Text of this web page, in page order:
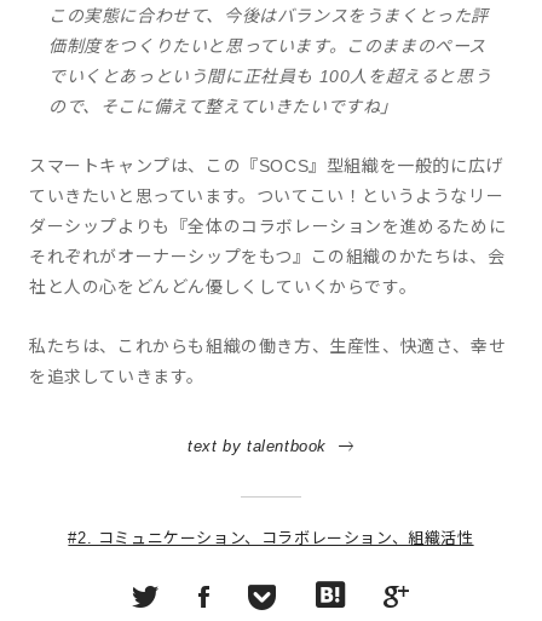
この実態に合わせて、今後はバランスをうまくとった評
価制度をつくりたいと思っています。このままのペース
でいくとあっという間に正社員も 100人を超えると思う
ので、そこに備えて整えていきたいですね」
スマートキャンプは、この『SOCS』型組織を一般的に広げ
ていきたいと思っています。ついてこい！というようなリー
ダーシップよりも『全体のコラボレーションを進めるために
それぞれがオーナーシップをもつ』この組織のかたちは、会
社と人の心をどんどん優しくしていくからです。
私たちは、これからも組織の働き方、生産性、快適さ、幸せ
を追求していきます。
text by talentbook
#2. コミュニケーション、コラボレーション、組織活性